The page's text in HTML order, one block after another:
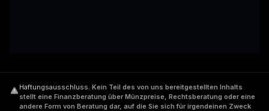
Haftungsausschluss. Kein Teil des von uns bereitgestellten Inhalts
stellt eine Finanzberatung über Münzpreise, Rechtsberatung oder eine
andere Form von Beratung dar, auf die Sie sich für irgendeinen Zweck